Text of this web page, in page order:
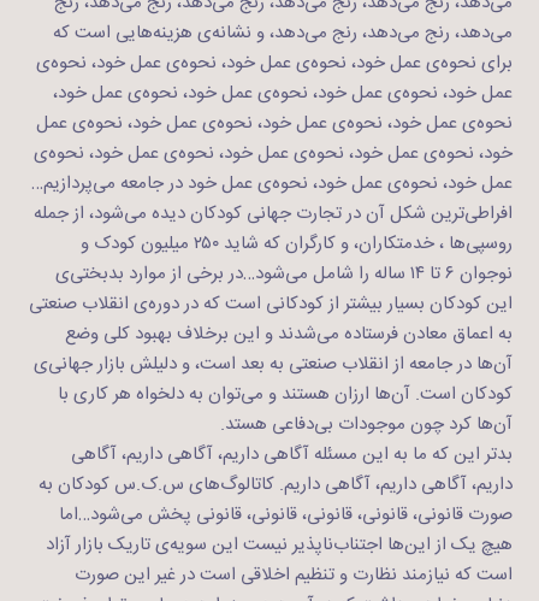
می‌دهد، رنج می‌دهد، رنج می‌دهد، و نشانه‌ی هزینه‌هایی است که
برای نحوه‌ی عمل خود، نحوه‌ی عمل خود، نحوه‌ی عمل خود، نحوه‌ی
عمل خود، نحوه‌ی عمل خود، نحوه‌ی عمل خود، نحوه‌ی عمل خود،
نحوه‌ی عمل خود، نحوه‌ی عمل خود، نحوه‌ی عمل خود، نحوه‌ی عمل
خود، نحوه‌ی عمل خود، نحوه‌ی عمل خود، نحوه‌ی عمل خود، نحوه‌ی
عمل خود، نحوه‌ی عمل خود، نحوه‌ی عمل خود در جامعه می‌پردازیم…
افراطی‌ترین شکل آن در تجارت جهانی کودکان دیده می‌شود، از جمله
روسپی‌ها ، خدمتکاران، و کارگران که شاید ۲۵۰ میلیون کودک و
نوجوان ۶ تا ۱۴ ساله را شامل می‌شود…در برخی از موارد بدبختی‌ی
این کودکان بسیار بیشتر از کودکانی است که در دوره‌ی انقلاب صنعتی
به اعماق معادن فرستاده می‌شدند و این برخلاف بهبود کلی وضع
آن‌ها در جامعه از انقلاب صنعتی به بعد است، و دلیلش بازار جهانی‌ی
کودکان است. آن‌ها ارزان هستند و می‌توان به دلخواه هر کاری با
آن‌ها کرد چون موجودات بی‌دفاعی هستد.
بدتر این‌ که ما به این مسئله آگاهی داریم، آگاهی داریم، آگاهی
داریم، آگاهی داریم، آگاهی داریم. کاتالوگ‌های س.ک.س کودکان به
صورت قانونی، قانونی، قانونی، قانونی، قانونی پخش می‌شود…اما
هیچ یک از این‌ها اجتناب‌ناپذیر نیست این سویه‌ی تاریک بازار آزاد
است که نیازمند نظارت و تنظیم اخلاقی است در غیر این صورت